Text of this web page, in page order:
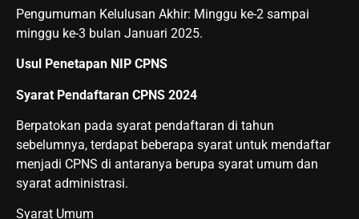
Pengumuman Kelulusan Akhir: Minggu ke-2 sampai
minggu ke-3 bulan Januari 2025.
Usul Penetapan NIP CPNS
Syarat Pendaftaran CPNS 2024
Berpatokan pada syarat pendaftaran di tahun
sebelumnya, terdapat beberapa syarat untuk mendaftar
menjadi CPNS di antaranya berupa syarat umum dan
syarat administrasi.
Syarat Umum